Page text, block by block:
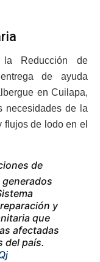
la Reducción de
de ayuda
en Cuilapa,
necesidades de la
de lodo en el
de
y
que
afectadas
del país.